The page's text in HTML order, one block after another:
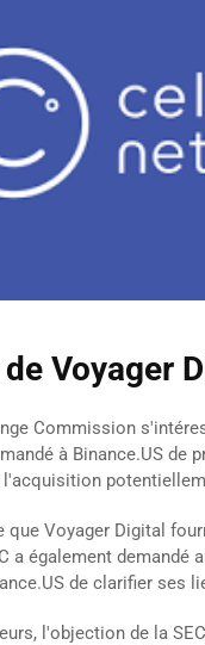
Voyager
Commission
à Binance.US
que Voyager Digital
a également
de clarifier
l'objection de la